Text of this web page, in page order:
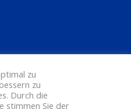
zu
zu
Durch die
stimmen Sie der